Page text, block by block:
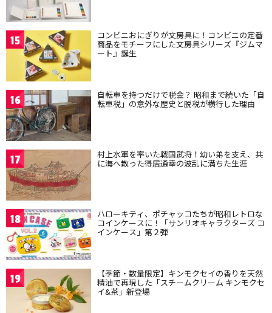
15 コンビニおにぎりが文房具に！コンビニの定番
商品をモチーフにした文房具シリーズ『ジムマ
ート』誕生
16 自転車を持つだけで税金？ 昭和まで続いた「自
転車税」の意外な歴史と脱税が横行した理由
17 村上水軍を率いた戦国武将！幼い弟を支え、共
に海へ散った得居通幸の波乱に満ちた生涯
18 ハローキティ、ポチャッコたちが昭和レトロな
コインケースに！「サンリオキャラクターズ コ
インケース」第２弾
19 【季節・数量限定】キンモクセイの香りを天然
精油で再現した「スチームクリーム キンモクセ
イ&茶」新登場